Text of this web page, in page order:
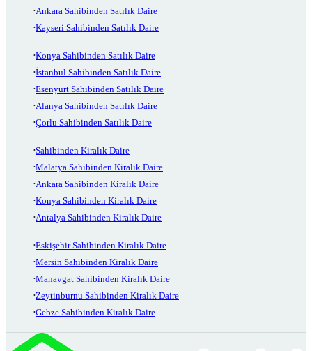
Ankara Sahibinden Satılık Daire
Kayseri Sahibinden Satılık Daire
Konya Sahibinden Satılık Daire
İstanbul Sahibinden Satılık Daire
Esenyurt Sahibinden Satılık Daire
Alanya Sahibinden Satılık Daire
Çorlu Sahibinden Satılık Daire
Sahibinden Kiralık Daire
Malatya Sahibinden Kiralık Daire
Ankara Sahibinden Kiralık Daire
Konya Sahibinden Kiralık Daire
Antalya Sahibinden Kiralık Daire
Eskişehir Sahibinden Kiralık Daire
Mersin Sahibinden Kiralık Daire
Manavgat Sahibinden Kiralık Daire
Zeytinburnu Sahibinden Kiralık Daire
Gebze Sahibinden Kiralık Daire